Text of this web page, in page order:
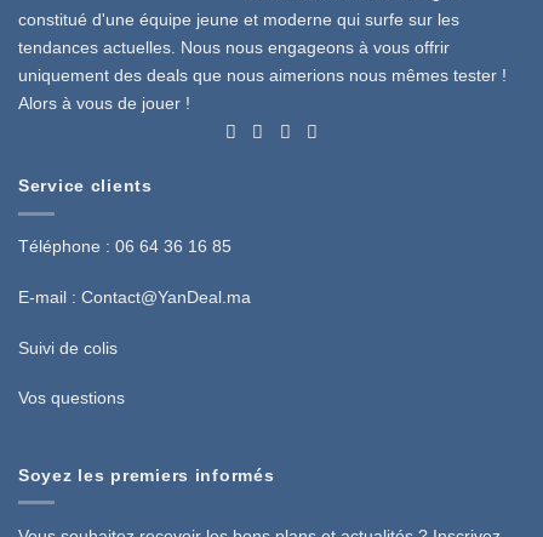
constitué d'une équipe jeune et moderne qui surfe sur les
tendances actuelles. Nous nous engageons à vous offrir
uniquement des deals que nous aimerions nous mêmes tester !
Alors à vous de jouer !
Service clients
Téléphone : 06 64 36 16 85
E-mail : Contact@YanDeal.ma
Suivi de colis
Vos questions
Soyez les premiers informés